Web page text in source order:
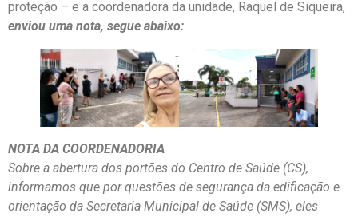
proteção – e a coordenadora da unidade, Raquel de Siqueira,
enviou uma nota, segue abaixo:
NOTA DA COORDENADORIA
Sobre a abertura dos portões do Centro de Saúde (CS),
informamos que por questões de segurança da edificação e
orientação da Secretaria Municipal de Saúde (SMS), eles